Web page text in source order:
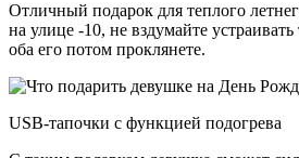
Отличный подарок для теплого
на улице -10, не вздумайте
оба его потом проклянете.
USB-тапочки с функцией подогрева